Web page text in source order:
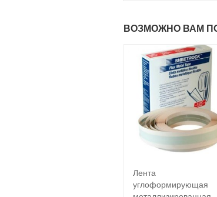
ВОЗМОЖНО ВАМ
Лента
углоформирующая